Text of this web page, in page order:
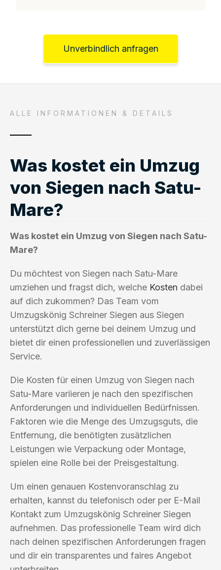
Unverbindlich anfragen
ALLE INFORMATIONEN & DETAILS
Was kostet ein Umzug
von Siegen nach Satu-
Mare?
Was kostet ein Umzug von Siegen nach Satu-
Mare?
Du möchtest von Siegen nach Satu-Mare
umziehen und fragst dich, welche Kosten dabei
auf dich zukommen? Das Team vom
Umzugskönig Schreiner Siegen aus Siegen
unterstützt dich gerne bei deinem Umzug und
bietet dir einen professionellen und zuverlässigen
Service.
Die Kosten für einen Umzug von Siegen nach
Satu-Mare variieren je nach den spezifischen
Anforderungen und individuellen Bedürfnissen.
Faktoren wie die Menge des Umzugsguts, die
Entfernung, die benötigten zusätzlichen
Leistungen wie Verpackung oder Montage,
spielen eine Rolle bei der Preisgestaltung.
Um einen genauen Kostenvoranschlag zu
erhalten, kannst du telefonisch oder per E-Mail
Kontakt zum Umzugskönig Schreiner Siegen
aufnehmen. Das professionelle Team wird dich
nach deinen spezifischen Anforderungen fragen
und dir ein transparentes und faires Angebot